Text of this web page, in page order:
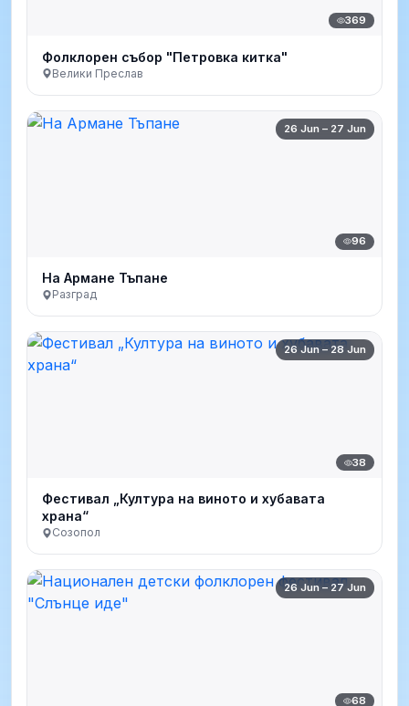
369
Фолклорен събор "Петровка китка"
Велики Преслав
26 Jun – 27 Jun
96
На Армане Тъпане
Разград
26 Jun – 28 Jun
38
Фестивал „Култура на виното и хубавата
храна“
Созопол
26 Jun – 27 Jun
68